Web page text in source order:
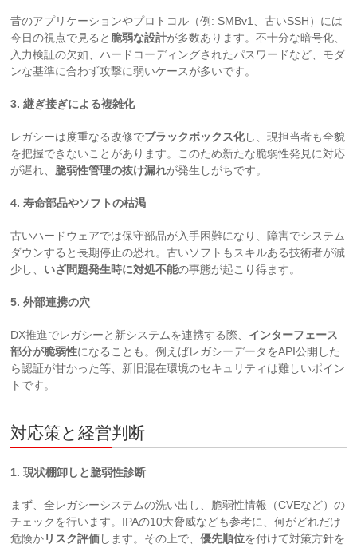
昔のアプリケーションやプロトコル（例: SMBv1、古いSSH）には
今日の視点で見ると 脆弱な設計が多数あります。不十分な暗号化、
入力検証の欠如、ハードコーディングされたパスワードなど、モダ
ンな基準に合わず攻撃に弱いケースが多いです。
3. 継ぎ接ぎによる複雑化
レガシーは度重なる改修でブラックボックス化し、現担当者も全貌
を把握できないことがあります。このため新たな脆弱性発見に対応
が遅れ、 脆弱性管理の抜け漏れが発生しがちです。
4. 寿命部品やソフトの枯渇
古いハードウェアでは保守部品が入手困難になり、障害でシステム
ダウンすると長期停止の恐れ。古いソフトもスキルある技術者が減
少し、 いざ問題発生時に対処不能の事態が起こり得ます。
5. 外部連携の穴
DX推進でレガシーと新システムを連携する際、 インターフェース
部分が脆弱性になることも。例えばレガシーデータをAPI公開した
ら認証が甘かった等、新旧混在環境のセキュリティは難しいポイン
トです。
対応策と経営判断
1. 現状棚卸しと脆弱性診断
まず、全レガシーシステムの洗い出し、脆弱性情報（CVEなど）の
チェックを行います。IPAの10大脅威なども参考に、何がどれだけ
危険かリスク評価します。その上で、優先順位を付けて対策方針を